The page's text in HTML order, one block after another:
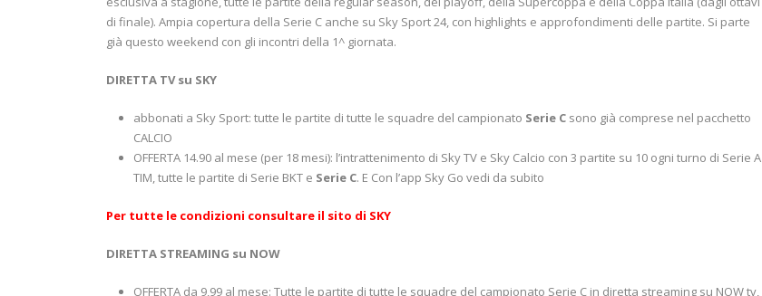
di finale). Ampia copertura della Serie C anche su Sky Sport 24, con highlights e approfondimenti delle partite. Si parte
già questo weekend con gli incontri della 1^ giornata.
DIRETTA TV su SKY
abbonati a Sky Sport: tutte le partite di tutte le squadre del campionato Serie C sono già comprese nel pacchetto
CALCIO
OFFERTA 14.90 al mese (per 18 mesi): l’intrattenimento di Sky TV e Sky Calcio con 3 partite su 10 ogni turno di Serie A
TIM, tutte le partite di Serie BKT e Serie C. E Con l’app Sky Go vedi da subito
Per tutte le condizioni consultare il sito di SKY
DIRETTA STREAMING su NOW
OFFERTA da 9,99 al mese: Tutte le partite di tutte le squadre del campionato Serie C in diretta streaming su NOW tv,